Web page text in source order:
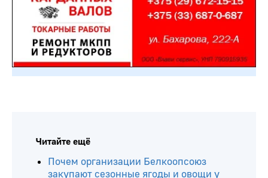
Читайте ещё
Почем организации Белкоопсоюз
закупают сезонные ягоды и овощи у